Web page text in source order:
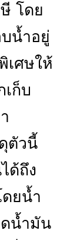
โดย
น้ำอยู่
เศษให้
ก็บ
ตัวนี้
ด้ถึง
ดยน้ำ
น้ำมัน